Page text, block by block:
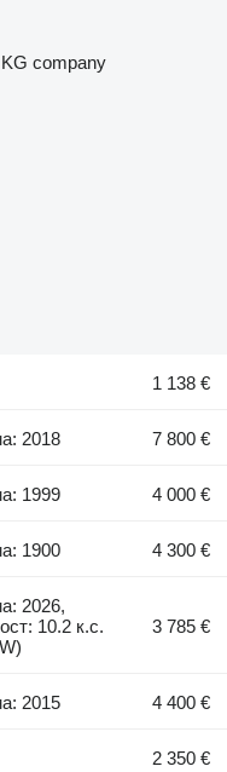
company
1 138 €
2018 7 800 €
1999 4 000 €
1900 4 300 €
2026,
10.2 к.с.
3 785 €
2015 4 400 €
2 350 €